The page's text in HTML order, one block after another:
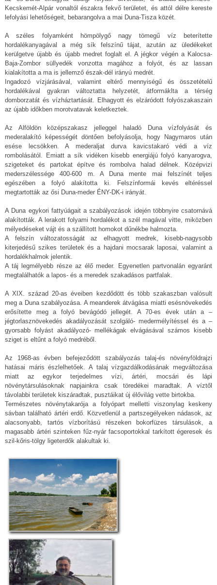
Kecskemét-Alpár vonaltól északra fekvő területet, és attól délre kereste
lefolyási lehetőségeit, bebarangolva a mai Duna-Tisza közét.
A széles folyamként hömpölygő nagy tömegű víz beterítette
hordalékanyagával a még sík felszínű tájat, azután az üledékeket
kerülgetve újabb és újabb medret foglalt el. A jégkor végén a Kalocsa-
Baja-Zombor süllyedék vonzotta magához a folyót, és az lassan
kialakította a ma is jellemző észak-dél irányú medrét.
Ingadozó vízjárásával, valamint eltérő mennyiségű és összetételű
hordalékával gyakran változtatta helyzetét, átformáklta a térség
domborzatát és vízháztartását. Elhagyott és elzáródott folyószakaszain
az újabb időkben morotvatavak keletkeztek.
Az Alföldön középszakasz jelleggel haladó Duna vízfolyását és
mederalakító képességét döntően befolyásolja, hogy Nagymaros után
esése lecsökken. A mederaljat durva kavicstakaró védi a víz
rombolásától. Emiatt a sík vidéken kisebb energiájú folyó kanyarogva,
szigeteket és partokat építve és rombolva halad délnek. Középvizi
mederszélessége 400-600 m. A Duna mente mai felszínét teljes
egészében a folyó alakította ki. Felszínformái kevés eltéréssel
megtartották az ősi Duna-meder ÉNY-DK-i irányát.
A Duna egykori fattyúágait a szabályozások idején többnyire csatornává
alakították. A lerakott folyami hordalékot a szél magával vitte, miközben
mélyedéseket vájt és a szállított homokot dűnékbe halmozta.
A felszín változatosságát az elhagyott medrek, kisebb-nagysobb
kiterjedésű szikes területek és a hajdani mocsarak laposai, valamint a
hordalékhalmok jelentik.
A táj legmélyebb része az élő meder. Egyenetlen partvonalán egyaránt
megtalálhatók a lapos- és a meredek szakadásos partfalak.
A XIX. század 20-as éveiben kezdődött és több szakaszban valósult
meg a Duna szabályozása. A meanderek átvágása miatti esésnövekedés
erősítette meg a folyó bevágódó jellegét. A 70-es évek után a –
jégtorlasznövekedés akadályozását szolgáló- medermélyítéssel és a –
gyorsabb folyást akadályozó- mellékágak elvágásával számos kisebb
sziget is eltűnt a folyó medréből.
Az 1968-as évben befejeződött szabályozás talaj-és növényföldrajzi
hatásai máris észlelhetőek. A talaj vízgazdálkodásának megváltozása
miatt az egykor terjedelmes vízi, ártéri, mocsári és lápi
növénytársulásoknak napjainkra csak töredékei maradtak. A víztől
távolabbi területek kiszáradtak, pusztáikat új élővilág vette birtokba.
Természetes növénytakarója a folyópart melletti viszonylag keskeny
sávban található ártéri erdő. Közvetlenül a partszegélyeken nádasok, az
alacsonyabb, tartós vízborítású részeken bokorfüzes társulások, a
magasabb ártéri szinteken fűz-nyár facsoportokkal tarkított égeresek és
szil-kőris-tölgy ligeterdők alakultak ki.